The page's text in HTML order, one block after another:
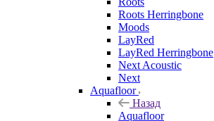
Roots Herringbone
Moods
LayRed
LayRed Herringbone
Next Acoustic
Next
Aquafloor
Назад
Aquafloor